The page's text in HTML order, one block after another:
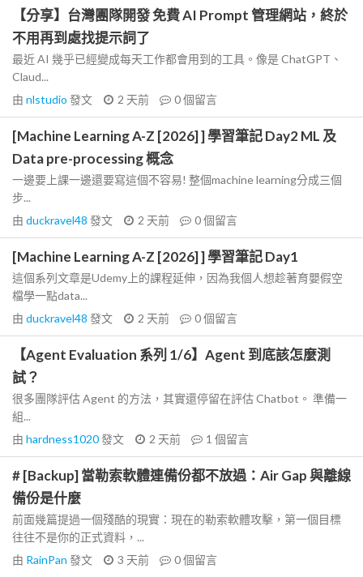
【分享】台灣團隊開發 免費 AI Prompt 管理網站，終於
不用再到處找提示詞了
最近 AI 幾乎已經變成每天工作都會用到的工具。像是 ChatGPT、
Claud...
由 nlstudio 發文 2 天前 0個留言
[Machine Learning A-Z [2026] ] 學習筆記 Day2 ML 及
Data pre-processing 概念
一邊要上課一邊還要寫這個不容易! 整個machine learning分成三個
步...
由 duckravel48 發文 2 天前 0個留言
[Machine Learning A-Z [2026] ] 學習筆記 Day1
這個系列文章是Udemy上的課程延伸，因為我個人想趁著育嬰假空
檔學一點data...
由 duckravel48 發文 2 天前 0個留言
【Agent Evaluation 系列 1/6】Agent 到底該怎麼測
試？
很多團隊評估 Agent 的方法，其實還停留在評估 Chatbot。 準備一
組...
由 hardness1020發文 2 天前 1 個留言
# [Backup] 當勒索軟體連備份都不放過：Air Gap 與離線
備份是什麼
前面幾篇提過一個殘酷的現實：現在的勒索軟體攻擊，第一個目標
往往不是你的正式資料，...
由 RainPan 發文 3 天前 0個留言